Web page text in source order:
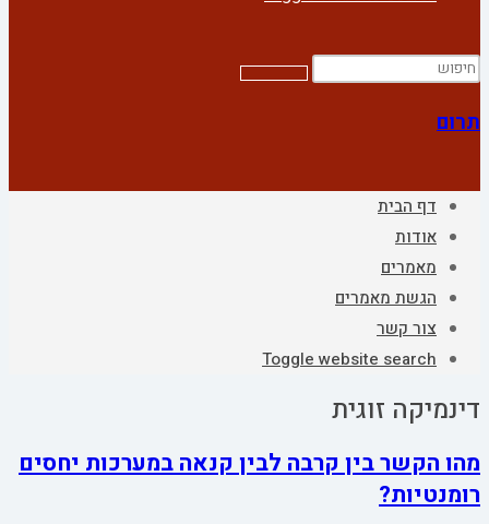
תרום
דף הבית
אודות
מאמרים
הגשת מאמרים
צור קשר
Toggle website search
דינמיקה זוגית
מהו הקשר בין קרבה לבין קנאה במערכות יחסים
רומנטיות?